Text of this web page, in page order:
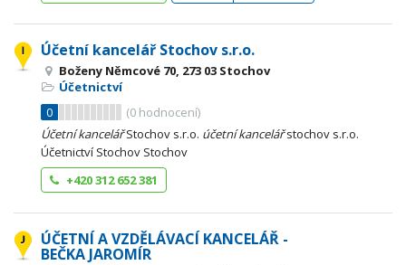
Účetní kancelář Stochov s.r.o.
Boženy Němcové 70, 273 03 Stochov
Účetnictví
0
(0 hodnocení)
Účetní kancelářStochov s.r.o. účetní kancelářstochov s.r.o.
Účetnictví Stochov Stochov
+420 312 652 381
ÚČETNÍ A VZDĚLÁVACÍ KANCELÁŘ -
BEČKA JAROMÍR